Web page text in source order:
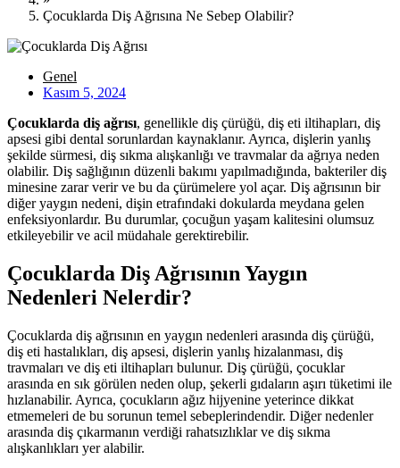
Çocuklarda Diş Ağrısına Ne Sebep Olabilir?
Genel
Kasım 5, 2024
Çocuklarda diş ağrısı, genellikle diş çürüğü, diş eti iltihapları, diş
apsesi gibi dental sorunlardan kaynaklanır. Ayrıca, dişlerin yanlış
şekilde sürmesi, diş sıkma alışkanlığı ve travmalar da ağrıya neden
olabilir. Diş sağlığının düzenli bakımı yapılmadığında, bakteriler diş
minesine zarar verir ve bu da çürümelere yol açar. Diş ağrısının bir
diğer yaygın nedeni, dişin etrafındaki dokularda meydana gelen
enfeksiyonlardır. Bu durumlar, çocuğun yaşam kalitesini olumsuz
etkileyebilir ve acil müdahale gerektirebilir.
Çocuklarda Diş Ağrısının Yaygın
Nedenleri Nelerdir?
Çocuklarda diş ağrısının en yaygın nedenleri arasında diş çürüğü,
diş eti hastalıkları, diş apsesi, dişlerin yanlış hizalanması, diş
travmaları ve diş eti iltihapları bulunur. Diş çürüğü, çocuklar
arasında en sık görülen neden olup, şekerli gıdaların aşırı tüketimi ile
hızlanabilir. Ayrıca, çocukların ağız hijyenine yeterince dikkat
etmemeleri de bu sorunun temel sebeplerindendir. Diğer nedenler
arasında diş çıkarmanın verdiği rahatsızlıklar ve diş sıkma
alışkanlıkları yer alabilir.